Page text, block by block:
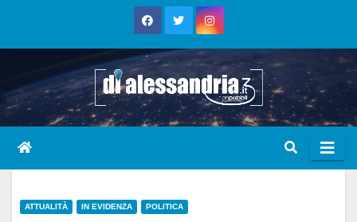
ATTUALITÀ IN EVIDENZA POLITICA